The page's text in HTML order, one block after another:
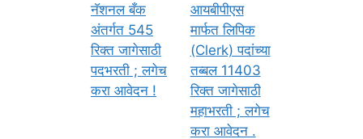
नॅशनल बँक
अंतर्गत 545
रिक्त जागेसाठी
पदभरती ; लगेच
करा आवेदन !
आयबीपीएस
मार्फत लिपिक
(Clerk) पदांच्या
तब्बल 11403
रिक्त जागेसाठी
महाभरती ; लगेच
करा आवेदन .